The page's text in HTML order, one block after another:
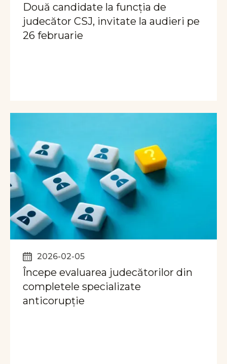
Două candidate la funcția de
judecător CSJ, invitate la audieri pe
26 februarie
2026-02-05
Începe evaluarea judecătorilor din
completele specializate
anticorupție